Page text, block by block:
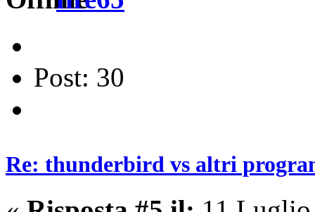
Post: 30
Re: thunderbird vs altri